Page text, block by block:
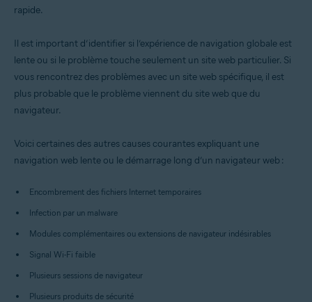
rapide.
Il est important d’identifier si l’expérience de navigation globale est
lente ou si le problème touche seulement un site web particulier. Si
vous rencontrez des problèmes avec un site web spécifique, il est
plus probable que le problème viennent du site web que du
navigateur.
Voici certaines des autres causes courantes expliquant une
navigation web lente ou le démarrage long d’un navigateur web :
Encombrement des fichiers Internet temporaires
Infection par un malware
Modules complémentaires ou extensions de navigateur indésirables
Signal Wi-Fi faible
Plusieurs sessions de navigateur
Plusieurs produits de sécurité